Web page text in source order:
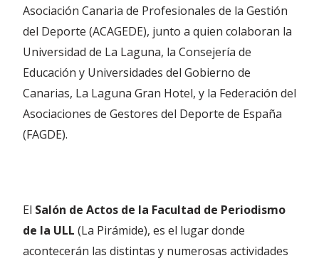
Asociación Canaria de Profesionales de la Gestión
del Deporte (ACAGEDE), junto a quien colaboran la
Universidad de La Laguna, la Consejería de
Educación y Universidades del Gobierno de
Canarias, La Laguna Gran Hotel, y la Federación del
Asociaciones de Gestores del Deporte de España
(FAGDE).
El Salón de Actos de la Facultad de Periodismo
de la ULL (La Pirámide), es el lugar donde
acontecerán las distintas y numerosas actividades